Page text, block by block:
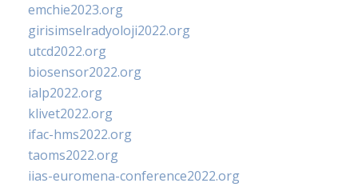
emchie2023.org
girisimselradyoloji2022.org
utcd2022.org
biosensor2022.org
ialp2022.org
klivet2022.org
ifac-hms2022.org
taoms2022.org
iias-euromena-conference2022.org